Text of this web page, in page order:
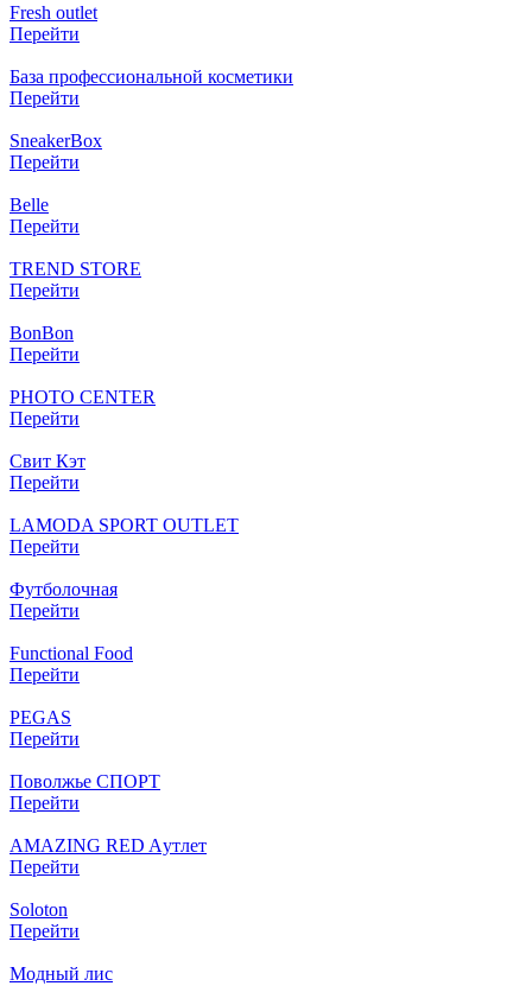
Fresh outlet
Перейти
База профессиональной косметики
Перейти
SneakerBox
Перейти
Belle
Перейти
TREND STORE
Перейти
BonBon
Перейти
PHOTO CENTER
Перейти
Свит Кэт
Перейти
LAMODA SPORT OUTLET
Перейти
Футболочная
Перейти
Functional Food
Перейти
PEGAS
Перейти
Поволжье СПОРТ
Перейти
AMAZING RED Aутлет
Перейти
Soloton
Перейти
Модный лис